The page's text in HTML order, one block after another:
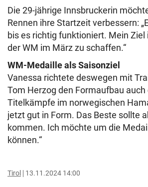
Die 29-jährige Innsbruckerin
Rennen ihre Startzeit verbessern:
bis es richtig funktioniert. Mein Ziel
der WM im März zu schaffen.“
WM-Medaille als Saisonziel
Vanessa richtete deswegen mit
Tom Herzog den Formaufbau
Titelkämpfe im norwegischen
jetzt gut in Form. Das Beste sollte
kommen. Ich möchte um die
können.“
Tirol 13.11.2024 14:00